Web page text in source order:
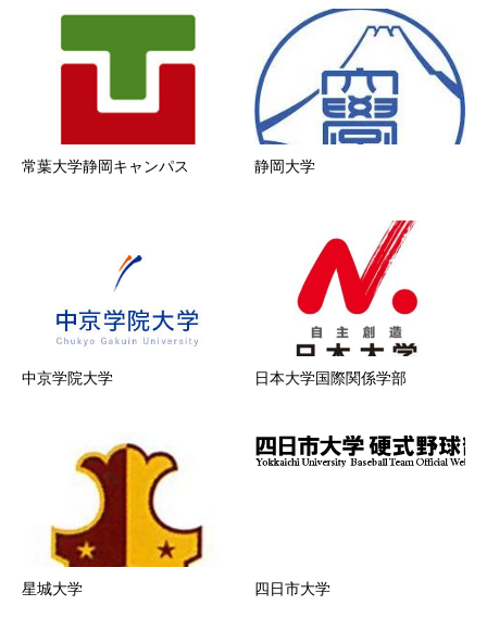
常葉大学静岡キャンパス 静岡大学
中京学院大学 日本大学国際関係学部
星城大学 四日市大学